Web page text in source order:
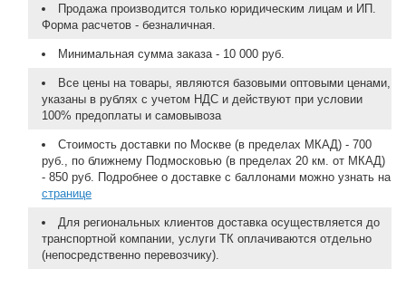
Продажа производится только юридическим лицам и ИП.
Форма расчетов - безналичная.
Минимальная сумма заказа - 10 000 руб.
Все цены на товары, являются базовыми оптовыми ценами,
указаны в рублях с учетом НДС и действуют при условии
100% предоплаты и самовывоза
Стоимость доставки по Москве (в пределах МКАД) - 700
руб., по ближнему Подмосковью (в пределах 20 км. от МКАД)
- 850 руб. Подробнее о доставке с баллонами можно узнать на
странице
Для региональных клиентов доставка осуществляется до
транспортной компании, услуги ТК оплачиваются отдельно
(непосредственно перевозчику).